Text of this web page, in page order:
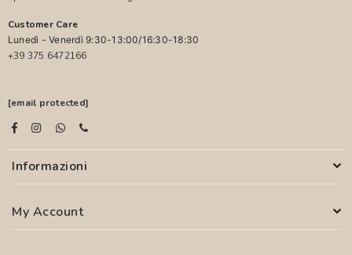
Customer Care
Lunedì - Venerdì 9:30-13:00/16:30-18:30
+39 375 6472166
[email protected]
Informazioni
My Account